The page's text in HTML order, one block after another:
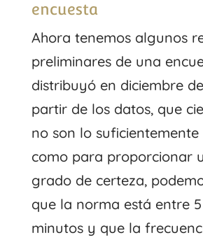
encuesta
Ahora tenemos algunos
preliminares de una
distribuyó en diciembre
partir de los datos, que
no son lo
como para proporcionar
grado de certeza,
que la norma está entre
minutos y que la